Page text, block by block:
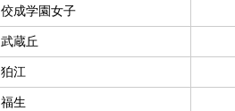
佼成学園女子
武蔵丘
狛江
福生